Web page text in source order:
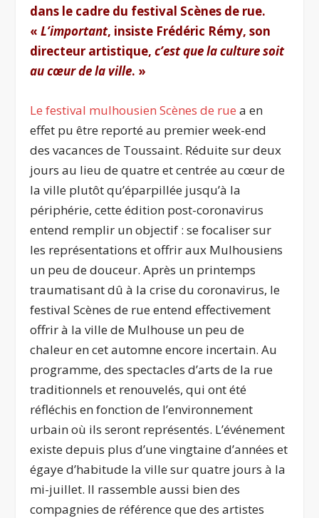
dans le cadre du festival Scènes de rue.
«L’important, insiste Frédéric Rémy, son
directeur artistique,c’est que la culture soit
au cœur de la ville. »
Le festival mulhousien Scènes de rue a en
effet pu être reporté au premier week-end
des vacances de Toussaint. Réduite sur deux
jours au lieu de quatre et centrée au cœur de
la ville plutôt qu’éparpillée jusqu’à la
périphérie, cette édition post-coronavirus
entend remplir un objectif : se focaliser sur
les représentations et offrir aux Mulhousiens
un peu de douceur. Après un printemps
traumatisant dû à la crise du coronavirus, le
festival Scènes de rue entend effectivement
offrir à la ville de Mulhouse un peu de
chaleur en cet automne encore incertain. Au
programme, des spectacles d’arts de la rue
traditionnels et renouvelés, qui ont été
réfléchis en fonction de l’environnement
urbain où ils seront représentés. L’événement
existe depuis plus d’une vingtaine d’années et
égaye d’habitude la ville sur quatre jours à la
mi-juillet. Il rassemble aussi bien des
compagnies de référence que des artistes